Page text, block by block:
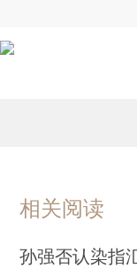
相关阅读
孙强否认染指